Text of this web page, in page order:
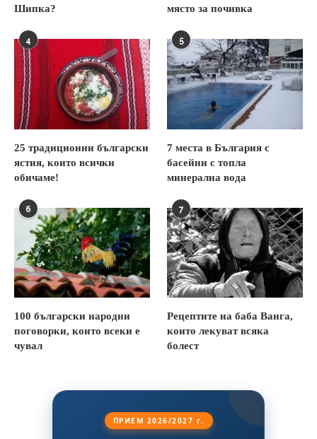
Шипка?
място за почивка
4
25 традиционни български
ястия, които всички
обичаме!
5
7 места в България с
басейни с топла
минерална вода
6
100 български народни
поговорки, които всеки е
чувал
7
Рецептите на баба Ванга,
които лекуват всяка
болест
ПРИЕМ 2026/2027 г.